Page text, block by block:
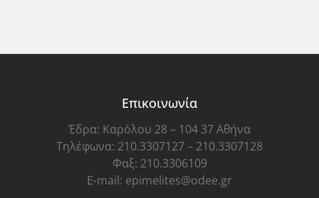
Επικοινωνία
Έδρα: Καρόλου 28 – 104 37 Αθήνα
Τηλέφωνα: 210.3307127 – 210.3307128
Φαξ: 210.3306109
E-mail: epimelites@odee.gr